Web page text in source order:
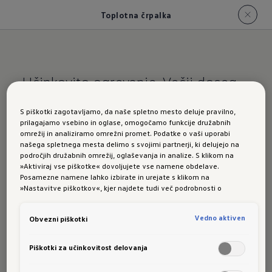
Toplotna črpalka
Učinkovito ogrevanje. Večji doseg
ID. Polo: toplotna
črpalka
ogrevanje notranjosti porabi manj energije kot s
tako lahko daljši.
S piškotki zagotavljamo, da naše spletno mesto deluje pravilno,
prilagajamo vsebino in oglase, omogočamo funkcije družabnih
omrežij in analiziramo omrežni promet. Podatke o vaši uporabi
našega spletnega mesta delimo s svojimi partnerji, ki delujejo na
področjih družabnih omrežij, oglaševanja in analize. S klikom na
»Aktiviraj vse piškotke« dovoljujete vse namene obdelave.
Posamezne namene lahko izbirate in urejate s klikom na
»Nastavitve piškotkov«, kjer najdete tudi več podrobnosti o
Obvezni piškotki
Vedno aktiven
Piškotki za učinkovitost delovanja